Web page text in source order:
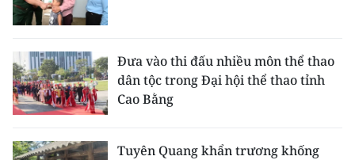
Đưa vào thi đấu nhiều môn thể thao
dân tộc trong Đại hội thể thao tỉnh
Cao Bằng
Tuyên Quang khẩn trương khống